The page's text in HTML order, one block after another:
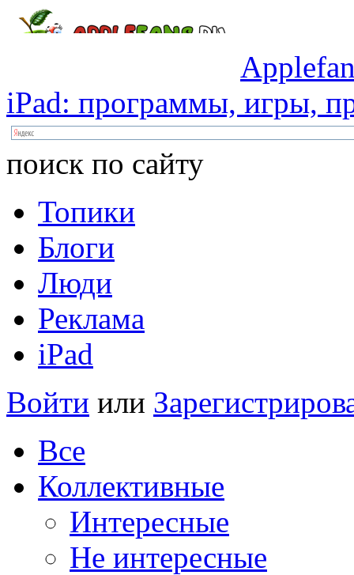
iPad: программы, игры,
поиск по сайту
Топики
Блоги
Люди
Реклама
iPad
Войти или
Все
Коллективные
Интересные
Не интересные